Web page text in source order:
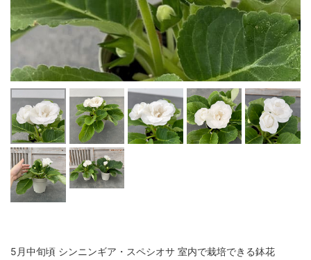
5月中旬頃 シンニンギア・スペシオサ 室内で栽培できる鉢花